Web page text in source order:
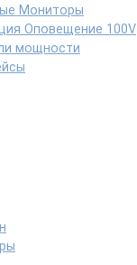
Мониторы
Оповещение 100V
мощности